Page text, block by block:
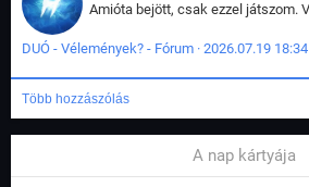
DUÓ - Vélemények? - Fórum · 2026.07.19 18:34
Több hozzászólás
A nap kártyája